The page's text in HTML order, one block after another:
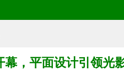
，平面设计引领光